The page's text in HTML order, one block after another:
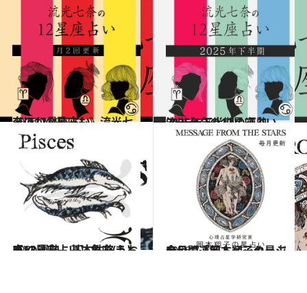
2026.7.29
《ほかの星座も》流光七奈の12星座占い
占い 2025.6.29
流光七奈の12星座占い 2025年下半期の運勢
占い
2021.12.1
【12星座占い】魚座(うお座)の運勢、基本性格まとめ
占い 2026.7.31
今月の運勢＆メッセージを公開「岡本翔子の星占い」
占い